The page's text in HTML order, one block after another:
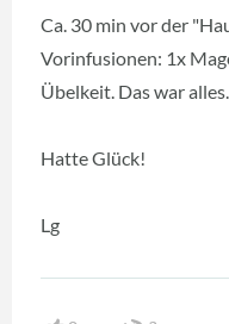
Ca. 30 min vor der
Vorinfusionen: 1x
Übelkeit. Das war alles.
Hatte Glück!
Lg